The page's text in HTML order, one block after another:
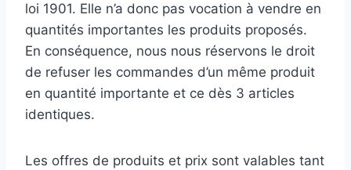
loi 1901. Elle n’a donc pas vocation à vendre en
quantités importantes les produits proposés.
En conséquence, nous nous réservons le droit
de refuser les commandes d’un même produit
en quantité importante et ce dès 3 articles
identiques.
Les offres de produits et prix sont valables tant